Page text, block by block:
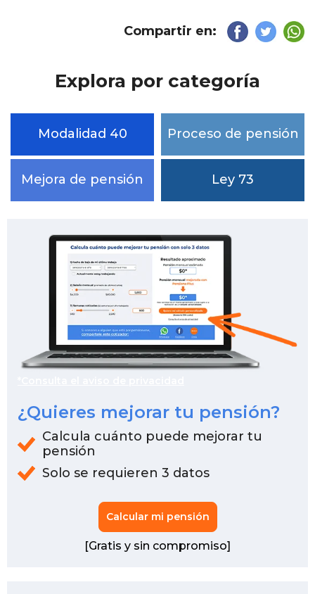
Compartir en:
Explora por categoría
Modalidad 40 Proceso de pensión
Mejora de pensión Ley 73
¿Quieres mejorar tu pensión?
Calcula cuánto puede mejorar tu
pensión
Solo se requieren 3 datos
Calcular mi pensión
[Gratis y sin compromiso]